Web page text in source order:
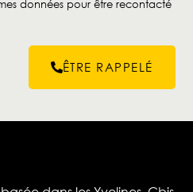
données pour être recontacté
ÊTRE RAPPELÉ